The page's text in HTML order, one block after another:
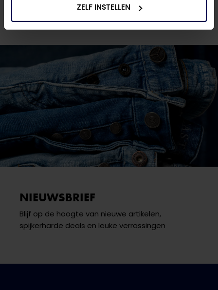
ZELF INSTELLEN
winkels. Stel je vraag aan deklantenservice
NIEUWSBRIEF
Blijf op de hoogte van nieuwe artikelen,
spijkerharde deals en leuke verrassingen